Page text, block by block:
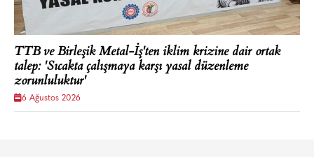
TTB ve Birleşik Metal-İş'ten iklim krizine dair ortak
talep: 'Sıcakta çalışmaya karşı yasal düzenleme
zorunluluktur'
6 Ağustos 2026